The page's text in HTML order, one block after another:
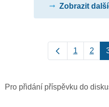
Zobrazit
1 2
Pro přidání příspěvku do